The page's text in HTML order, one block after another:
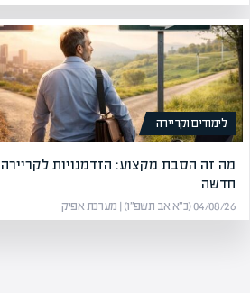
לימודים וקריירה
מה זה הסבת מקצוע: הזדמנויות לקריירה
חדשה
04/08/26 (כ״א אב תשפ״ו) | מערכת אפיק